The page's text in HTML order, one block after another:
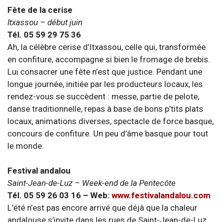
Fête de la cerise
Itxassou – début juin
Tél. 05 59 29 75 36
Ah, la célèbre cerise d’Itxassou, celle qui, transformée
en confiture, accompagne si bien le fromage de brebis.
Lui consacrer une fête n’est que justice. Pendant une
longue journée, initiée par les producteurs locaux, les
rendez-vous se succèdent : messe, partie de pelote,
danse traditionnelle, repas à base de bons p’tits plats
locaux, animations diverses, spectacle de force basque,
concours de confiture. Un peu d’âme basque pour tout
le monde.
Festival andalou
Saint-Jean-de-Luz – Week-end de la Pentecôte
Tél. 05 59 26 03 16 – Web: www.festivalandalou.com
L’été n’est pas encore arrivé que déjà que la chaleur
andalouse s’invite dans les rues de Saint-Jean-de-Luz.